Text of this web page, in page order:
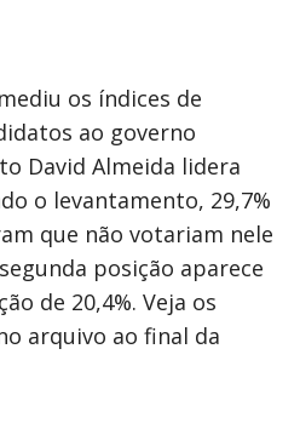
os índices de
ao governo
David Almeida lidera
o levantamento, 29,7%
que não votariam nele
posição aparece
de 20,4%. Veja os
arquivo ao final da